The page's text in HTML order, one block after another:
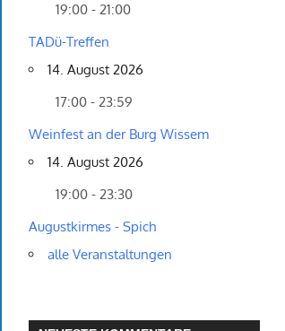
19:00 - 21:00
TADü-Treffen
14. August 2026
17:00 - 23:59
Weinfest an der Burg Wissem
14. August 2026
19:00 - 23:30
Augustkirmes - Spich
alle Veranstaltungen